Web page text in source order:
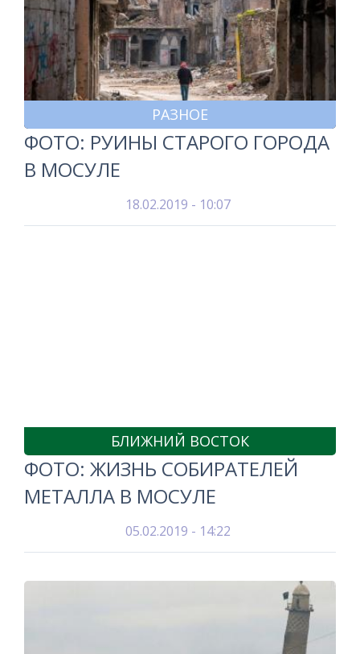
РАЗНОЕ
ФОТО: РУИНЫ СТАРОГО ГОРОДА
В МОСУЛЕ
18.02.2019 - 10:07
БЛИЖНИЙ ВОСТОК
ФОТО: ЖИЗНЬ СОБИРАТЕЛЕЙ
МЕТАЛЛА В МОСУЛЕ
05.02.2019 - 14:22